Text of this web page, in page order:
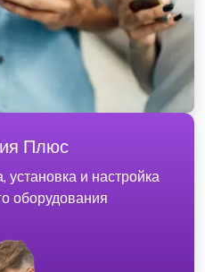
Плюс
установка и настройка
оборудования